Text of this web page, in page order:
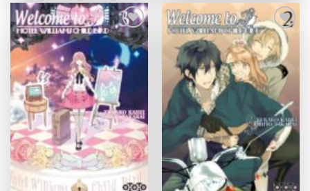
Ajouter
à la
wishlist
Ajouter
à la
wishlist